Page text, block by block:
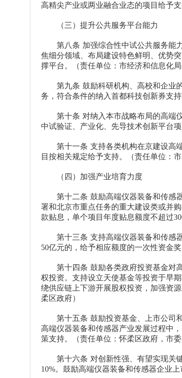
高精尖产业或两业融合业态的项目给予
（三）提升公共服务平台能力
第八条 加强综合性中试公共服务能力
焦细分领域、布局建设特色鲜明、优势
撑平台。（责任单位：市经济和信息化
第九条 鼓励科研机构、高校和企业的
务，符合条件的纳入首都科技创新券支
第十条 对纳入本市战略布局的高端仪
中试验证、产业化、先导技术创新平台
第十一条 支持各类机构在京建设高端
目按相关规定给予支持。（责任单位：市
（四）加强产业培育力度
第十二条 鼓励高端仪器装备和传感器
署和北京市重点任务的重大建设类或并
款贴息，单个项目年度贴息额度不超过
第十三条 支持高端仪器装备和传感器
50亿元的，给予相应额度的一次性资金
第十四条 鼓励各类政府投资基金对高
权投资。支持设立天使基金等投资于早
绕供应链上下游开展股权投资，加强资
柔区政府）
第十五条 鼓励投资基金、上市公司和
高端仪器装备和传感器产业发展过程中
策支持。（责任单位：怀柔区政府，市委
第十六条 对创新性强、有望实现关键
10%。鼓励高端仪器装备和传感器企业